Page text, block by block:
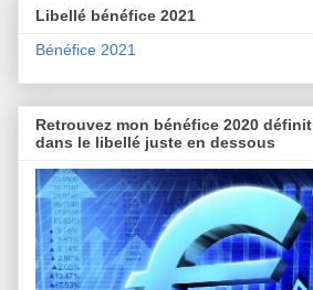
Libellé bénéfice 2021
Bénéfice 2021
Retrouvez mon bénéfice 2020
dans le libellé juste en dessous